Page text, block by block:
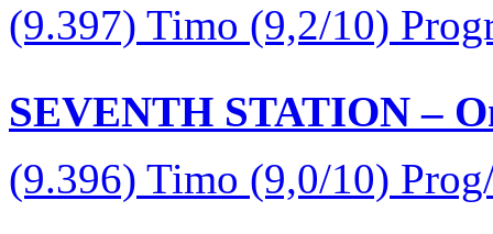
(9.397) Timo (9,2/10)
SEVENTH STATION –
(9.396) Timo (9,0/10)